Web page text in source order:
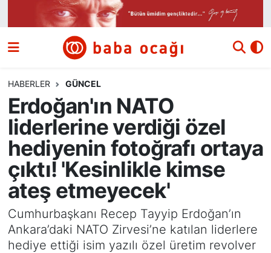
HABERLER GÜNCEL
Erdoğan'ın NATO
liderlerine verdiği özel
hediyenin fotoğrafı ortaya
çıktı! 'Kesinlikle kimse
ateş etmeyecek'
Cumhurbaşkanı Recep Tayyip Erdoğan’ın
Ankara’daki NATO Zirvesi’ne katılan liderlere
hediye ettiği isim yazılı özel üretim revolver
Siyaset
Ekonomi
Dünya
Kültür ve Sanat
Eğitim
Bilim ve Teknoloji
Nöbetçi Eczaneler
Hava Durumu
Namaz Vakitleri
Trafik Durumu
Süper Lig Puan Durumu ve Fikstür
Tüm Manşetler
Son Dakika Haberleri